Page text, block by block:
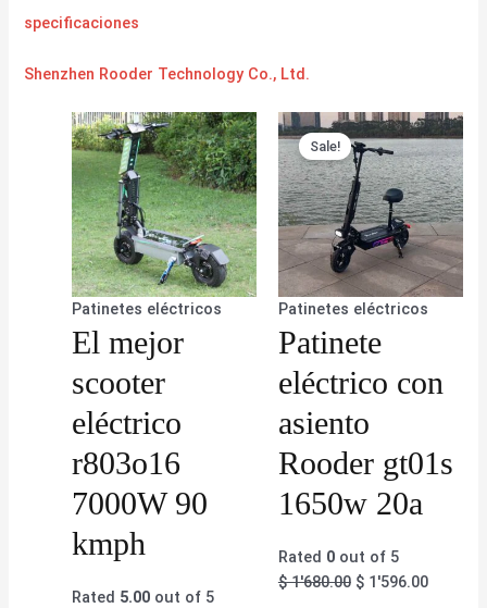
specificaciones
Shenzhen Rooder Technology Co., Ltd.
Patinetes eléctricos
El mejor
scooter
eléctrico
r803o16
7000W 90
kmph
Rated 5.00 out of 5
Sale!
Patinetes eléctricos
Patinete
eléctrico con
asiento
Rooder gt01s
1650w 20a
Rated 0out of 5
$1'680.00 $1'596.00